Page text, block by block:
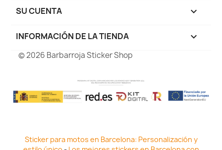
SU CUENTA 
INFORMACIÓN DE LA TIENDA keyboard_arrow_down
© 2026 Barbarroja Sticker Shop
Sticker para motos en Barcelona: Personalización y